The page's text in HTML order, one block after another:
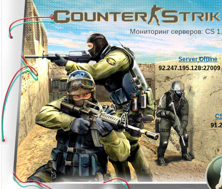
Мониторинг серверов: CS
Server Offline
92.247.195.128:27009